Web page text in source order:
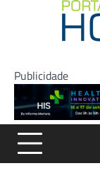
Publicidade